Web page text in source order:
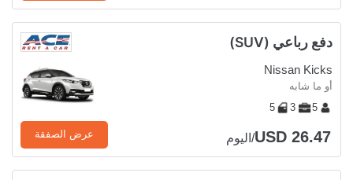
دفع رباعي (SUV)
Nissan Kicks
أو ما شابه
5
3
5
USD 26.47/اليوم عرض الصفقة